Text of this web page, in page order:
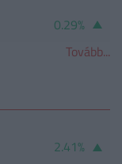
0.29%
Tovább...
2.41%